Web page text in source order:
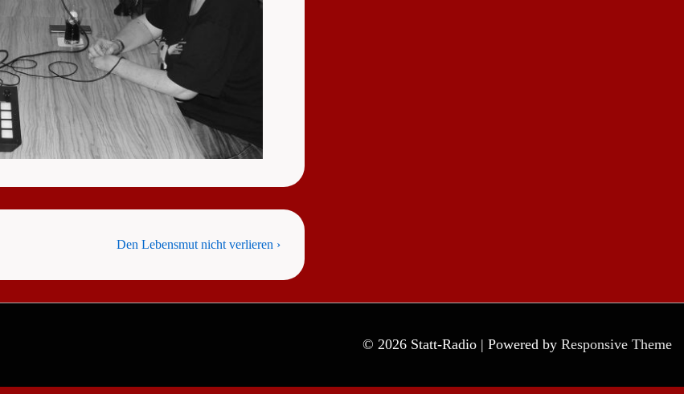
Next
Den Lebensmut nicht verlieren ›
© 2026 Statt-Radio | Powered by Responsive Theme